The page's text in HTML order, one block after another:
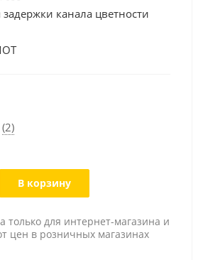
канала цветности
(2)
В корзину
только для интернет-магазина и
цен в розничных магазинах